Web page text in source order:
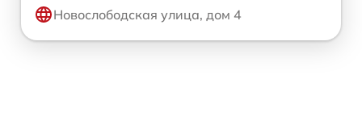
Новослободская улица, дом 4